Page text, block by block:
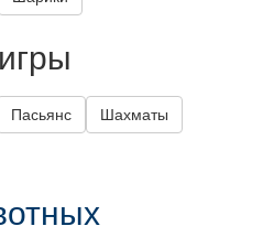
Пасьянс Шахматы